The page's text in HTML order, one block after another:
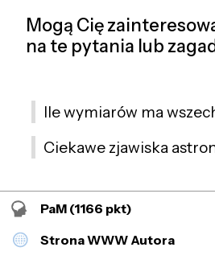
Mogą Cię
na te pytania lub
Ile wymiarów ma
Ciekawe zjawiska
PaM (1166 pkt)
Strona WWW Autora